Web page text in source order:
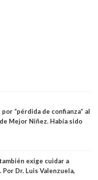
“pérdida de confianza” al
Mejor Niñez. Había sido
exige cuidar a
Dr. Luis Valenzuela,